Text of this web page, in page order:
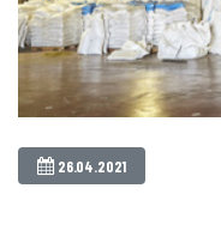
26.04.2021